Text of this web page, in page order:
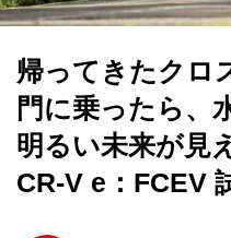
帰ってきたクロ
門に乗ったら、
明るい未来が見
CR-V e：FCEV